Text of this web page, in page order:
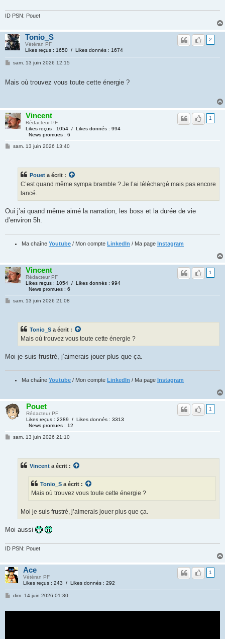
ID PSN: Pouet
Tonio_S
Vétéran PF
Likes reçus : 1650 / Likes donnés : 1674
2
sam. 13 juin 2026 12:15
Mais où trouvez vous toute cette énergie ?
Vincent
Rédacteur PF
Likes reçus : 1054 / Likes donnés : 994
News promues : 6
1
sam. 13 juin 2026 13:40
Pouet a écrit :
C’est quand même sympa bramble ? Je l’ai téléchargé mais pas encore
lancé.
Oui j’ai quand même aimé la narration, les boss et la durée de vie
d’environ 5h.
Ma chaîne Youtube / Mon compte LinkedIn / Ma page Instagram
Vincent
Rédacteur PF
Likes reçus : 1054 / Likes donnés : 994
News promues : 6
1
sam. 13 juin 2026 21:08
Tonio_S a écrit :
Mais où trouvez vous toute cette énergie ?
Moi je suis frustré, j’aimerais jouer plus que ça.
Ma chaîne Youtube / Mon compte LinkedIn / Ma page Instagram
Pouet
Rédacteur PF
Likes reçus : 2389 / Likes donnés : 3313
News promues : 12
1
sam. 13 juin 2026 21:10
Vincent a écrit :
Tonio_S a écrit :
Mais où trouvez vous toute cette énergie ?
Moi je suis frustré, j’aimerais jouer plus que ça.
Moi aussi
ID PSN: Pouet
Ace
Vétéran PF
Likes reçus : 243 / Likes donnés : 292
1
dim. 14 juin 2026 01:30